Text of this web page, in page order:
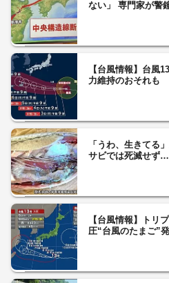
ない」 専門家が警
【台風情報】台風
力維持のおそれも
「うわ、生きてる
サビでは死滅せず
【台風情報】トリ
圧“台風のたまご”